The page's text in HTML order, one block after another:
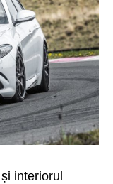
interiorul